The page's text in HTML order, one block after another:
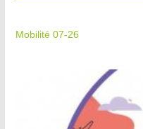
Mobilité 07-26